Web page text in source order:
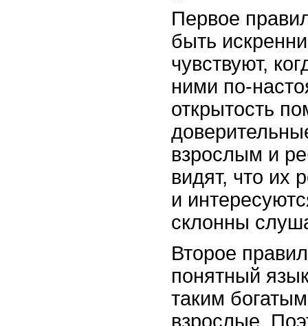
Первое
быть
чувствуют,
ними по-
открытость
взрослым и
видят, что их
и
склонны
Второе
понятный
таким
взрослые.